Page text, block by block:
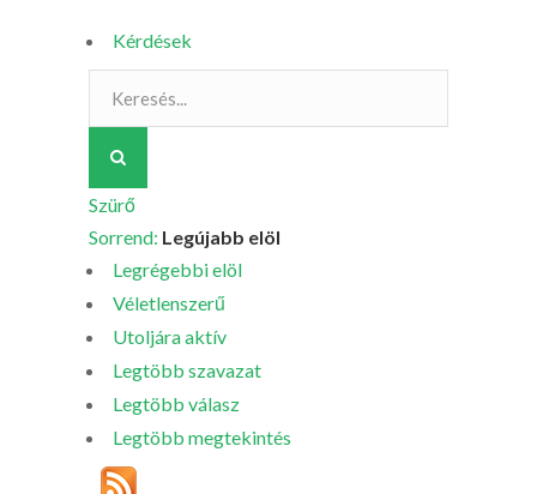
Kérdések
Szürő
Sorrend: Legújabb elöl
Legrégebbi elöl
Véletlenszerű
Utoljára aktív
Legtöbb szavazat
Legtöbb válasz
Legtöbb megtekintés